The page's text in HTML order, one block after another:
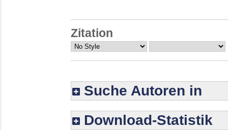
Zitation
Suche Autoren in
Download-Statistik